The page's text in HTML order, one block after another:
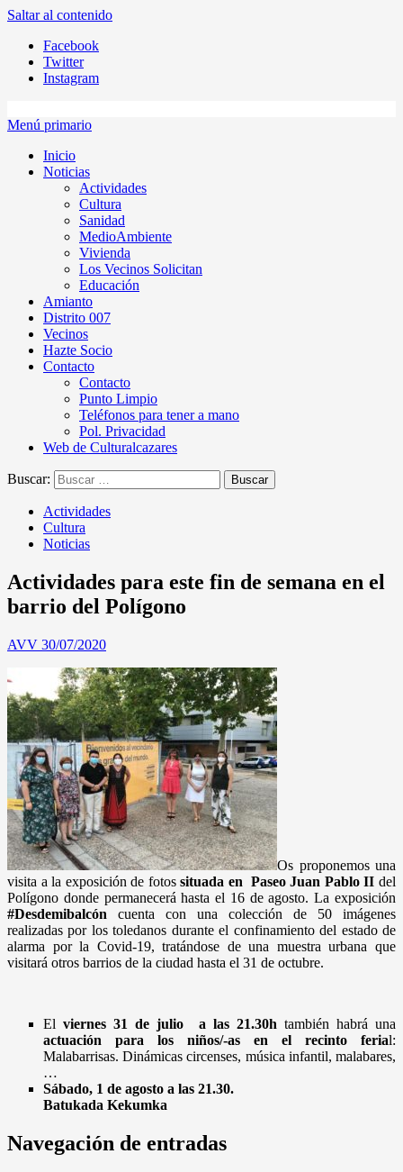
Saltar al contenido
Facebook
Twitter
Instagram
Menú primario
Inicio
Noticias
Actividades
Cultura
Sanidad
MedioAmbiente
Vivienda
Los Vecinos Solicitan
Educación
Amianto
Distrito 007
Vecinos
Hazte Socio
Contacto
Contacto
Punto Limpio
Teléfonos para tener a mano
Pol. Privacidad
Web de Culturalcazares
Buscar:
Actividades
Cultura
Noticias
Actividades para este fin de semana en el
barrio del Polígono
AVV 30/07/2020
Os proponemos una
visita a la exposición de fotossituada en Paseo Juan Pablo II del
Polígono donde permanecerá hasta el 16 de agosto. La exposición
#Desdemibalcón cuenta con una colección de 50 imágenes
realizadas por los toledanos durante el confinamiento del estado de
alarma por la Covid-19, tratándose de una muestra urbana que
visitará otros barrios de la ciudad hasta el 31 de octubre.
Elviernes 31 de julio a las 21.30h también habrá una
actuación para los niños/-as en el recinto ferial:
Malabarrisas. Dinámicas circenses, música infantil, malabares,
…
Sábado, 1 de agosto a las 21.30.
Batukada Kekumka
Navegación de entradas